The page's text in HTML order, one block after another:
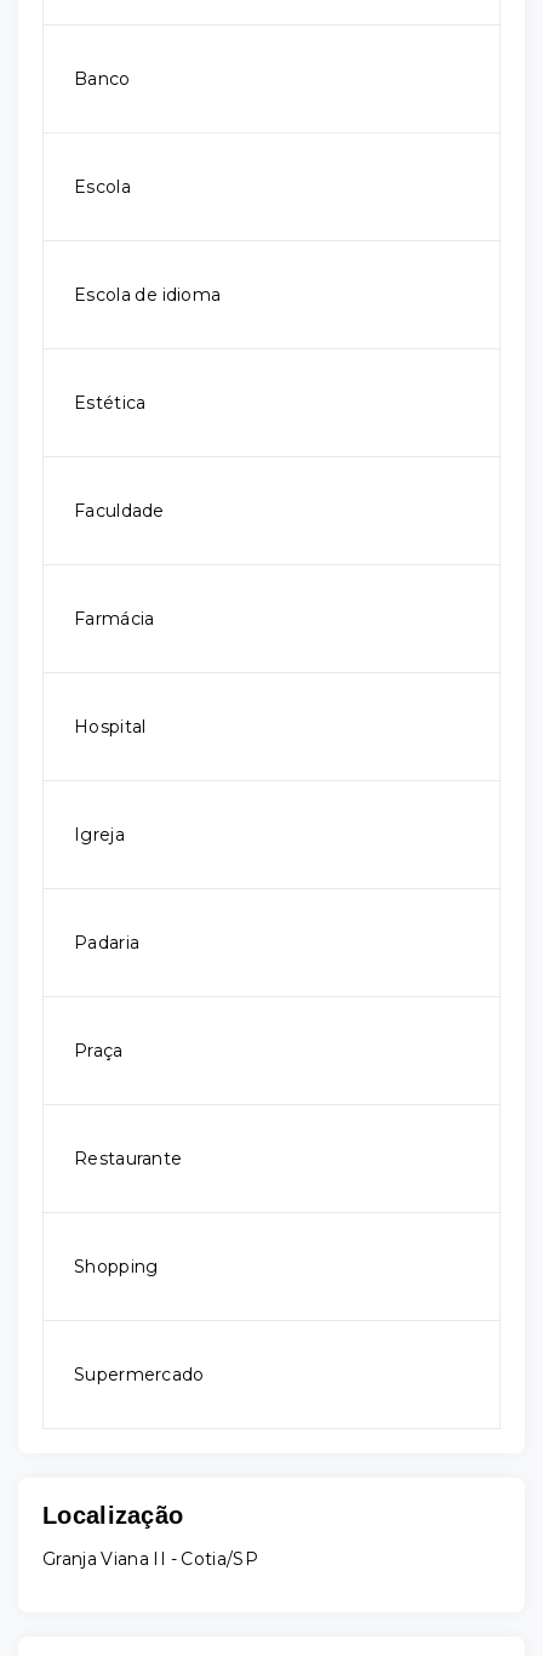
Banco
Escola
Escola de idioma
Estética
Faculdade
Farmácia
Hospital
Igreja
Padaria
Praça
Restaurante
Shopping
Supermercado
Localização
Granja Viana II - Cotia/SP